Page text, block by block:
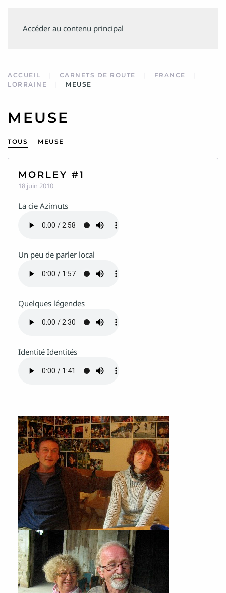
Accéder au contenu principal
MINVIELLE
ACCUEIL CARNETS DE ROUTE
FRANCE
LORRAINE
MEUSE
MEUSE
TOUS MEUSE
MORLEY #1
18 juin 2010
La cie Azimuts
Un peu de parler local
Quelques légendes
Identité Identités